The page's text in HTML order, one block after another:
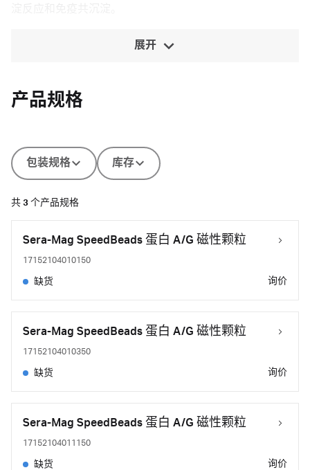
展开
产品规格
包装规格 库存
共 3 个产品规格
Sera-Mag SpeedBeads 蛋白 A/G 磁性颗粒
17152104010150
缺货 询价
Sera-Mag SpeedBeads 蛋白 A/G 磁性颗粒
17152104010350
缺货 询价
Sera-Mag SpeedBeads 蛋白 A/G 磁性颗粒
17152104011150
缺货 询价